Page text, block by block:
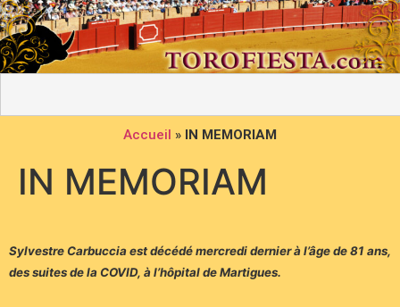
Accueil » IN MEMORIAM
IN MEMORIAM
Sylvestre Carbuccia est décédé mercredi dernier à l’âge de 81 ans,
des suites de la COVID, à l’hôpital de Martigues.